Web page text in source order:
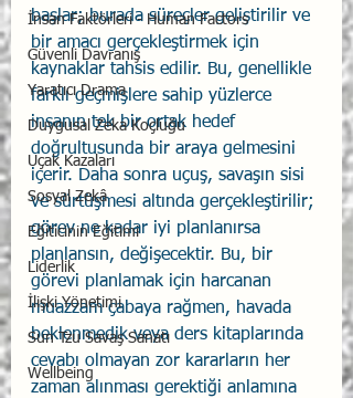
İnsan Faktörleri - Human Factors
Güvenli Davranış
Yaratıcı Drama
Duygusal Zeka Koçluğu
Uçak Kazaları
Sosyal Zekâ
Eğiticinin Eğitimi
Liderlik
İlişki Yönetimi
Sun Tzu Savaş Sanatı
Wellbeing
başlar; burada süreçler geliştirilir ve
bir amacı gerçekleştirmek için
kaynaklar tahsis edilir. Bu, genellikle
farklı geçmişlere sahip yüzlerce
insanın tek bir ortak hedef
doğrultusunda bir araya gelmesini
içerir. Daha sonra uçuş, savaşın sisi
ve sürtüşmesi altında gerçekleştirilir;
görev ne kadar iyi planlanırsa
planlansın, değişecektir. Bu, bir
görevi planlamak için harcanan
muazzam çabaya rağmen, havada
beklenmedik veya ders kitaplarında
cevabı olmayan zor kararların her
zaman alınması gerektiği anlamına